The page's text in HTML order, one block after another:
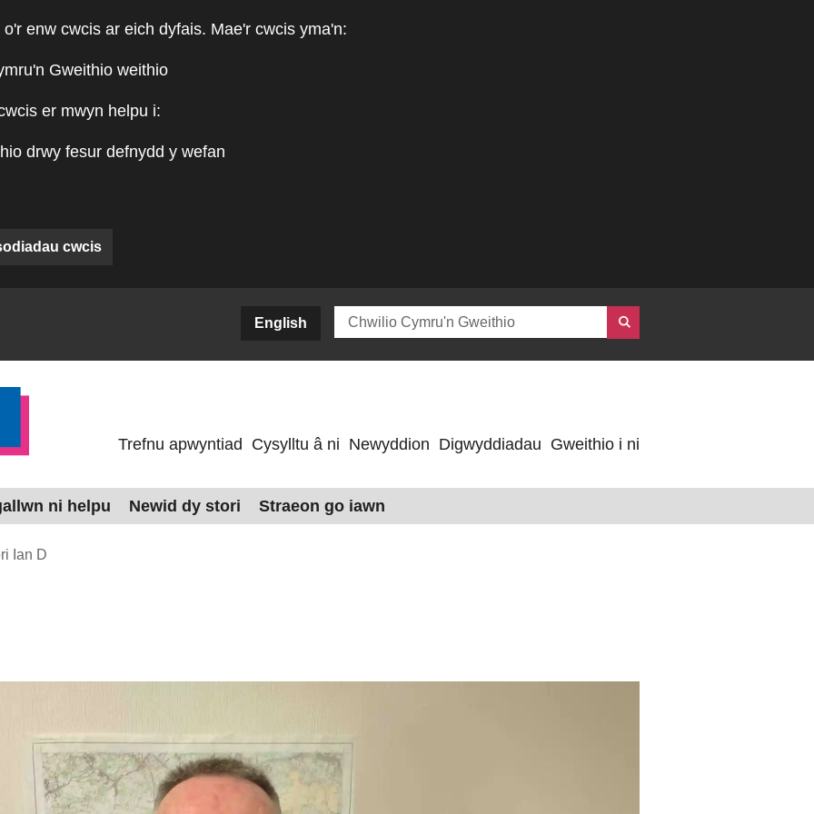
enw cwcis ar eich dyfais. Mae'r cwcis yma'n:
Gweithio weithio
er mwyn helpu i:
drwy fesur defnydd y wefan
cwcis
English
Trefnu apwyntiad Cysylltu â ni Newyddion Digwyddiadau Gweithio i ni
ni helpu Newid dy stori Straeon go iawn
Ian D